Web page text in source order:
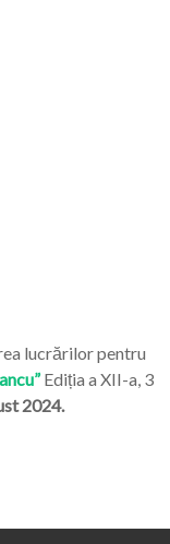
lucrărilor pentru
Ediția a XII-a, 3
2024.